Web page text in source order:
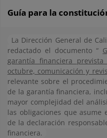
Guía para la
La Dirección General de
redactado el documento “
garantía financiera
octubre, comunicación y
relevante sobre el
de la garantía financiera,
mayor complejidad del
las obligaciones que asume
de la declaración
financiera.